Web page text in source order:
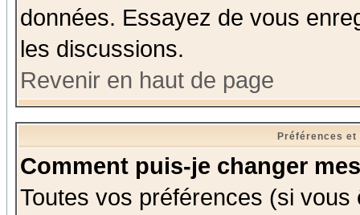
données. Essayez de vous
les discussions.
Revenir en haut de page
Préférences
Comment puis-je changer
Toutes vos préférences (si